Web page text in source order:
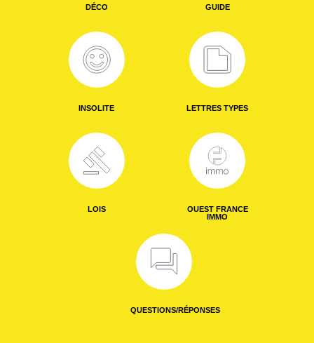
DÉCO GUIDE
INSOLITE LETTRES TYPES
LOIS
OUEST FRANCE
IMMO
QUESTIONS/RÉPONSES